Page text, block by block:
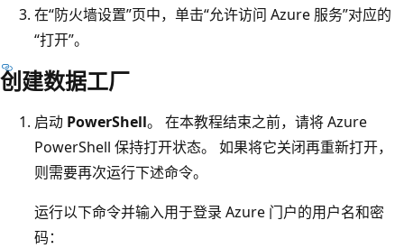
在“防火墙设置”页中，单击“允许访问 Azure 服务”对应的
“打开”。
创建数据工厂
启动 PowerShell。 在本教程结束之前，请将 Azure
PowerShell 保持打开状态。 如果将它关闭再重新打开，
则需要再次运行下述命令。
运行以下命令并输入用于登录 Azure 门户的用户名和密
码：